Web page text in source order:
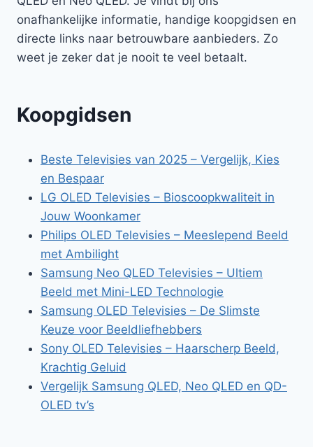
onafhankelijke informatie, handige koopgidsen en
directe links naar betrouwbare aanbieders. Zo
weet je zeker dat je nooit te veel betaalt.
Koopgidsen
Beste Televisies van 2025 – Vergelijk, Kies
en Bespaar
LG OLED Televisies – Bioscoopkwaliteit in
Jouw Woonkamer
Philips OLED Televisies – Meeslepend Beeld
met Ambilight
Samsung Neo QLED Televisies – Ultiem
Beeld met Mini-LED Technologie
Samsung OLED Televisies – De Slimste
Keuze voor Beeldliefhebbers
Sony OLED Televisies – Haarscherp Beeld,
Krachtig Geluid
Vergelijk Samsung QLED, Neo QLED en QD-
OLED tv’s